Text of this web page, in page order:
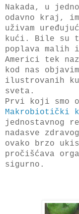
Nakada, u
odavno kraj,
uživam
kući. Bile su
poplava malih
Americi tek
kod nas
ilustrovanih
sveta.
Prvi koji smo
Makrobiotički
jednostavnog
nadasve
ovako brzo
pročišćava
sigurno.